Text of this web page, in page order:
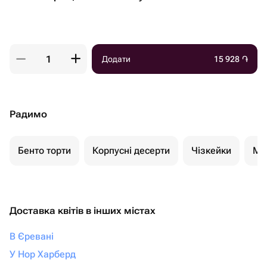
Додати 15 928 ֏
Радимо
Бенто торти Корпусні десерти Чізкейки
Доставка квітів в інших містах
В Єревані
У Нор Харберд